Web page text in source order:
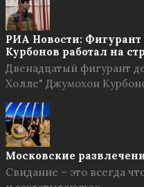
РИА Новости: Фигурант
Курбонов работал на
Двенадцатый фигурант
Холле" Джумохон
Московские
Свидание – это всегда